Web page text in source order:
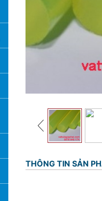
THÔNG TIN SẢN